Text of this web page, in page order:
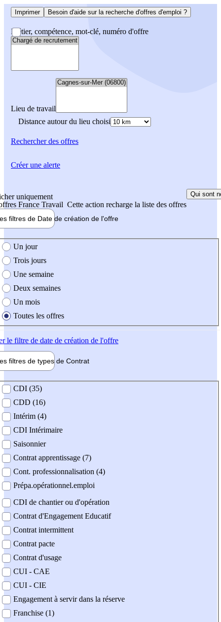
Imprimer Besoin d'aide sur la recherche d'offres d'emploi ?
Métier, compétence, mot-clé, numéro d'offre
Lieu de travail
Distance autour du lieu choisi
Rechercherdes offres
uniquement
France Travail Cette action recharge la liste des offres
Qui sont
filtres de Date de création de l'offre
création de l'offre
Un jour
Trois jours
Une semaine
Deux semaines
Un mois
Toutes les offres
le filtre de date de création de l'offre
filtres de types de Contrat
contrat
CDI (35)
CDD (16)
Intérim (4)
CDI Intérimaire
Saisonnier
Contrat apprentissage (7)
Cont. professionnalisation (4)
Prépa.opérationnel.emploi
CDI de chantier ou d'opération
Contrat d'Engagement Educatif
Contrat intermittent
Contrat pacte
Contrat d'usage
CUI - CAE
CUI - CIE
Engagement à servir dans la réserve
Franchise (1)
Créer une alerte